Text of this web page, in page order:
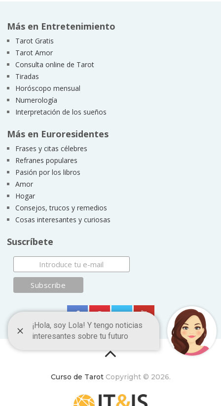
Más en Entretenimiento
Tarot Gratis
Tarot Amor
Consulta online de Tarot
Tiradas
Horóscopo mensual
Numerología
Interpretación de los sueños
Más en Euroresidentes
Frases y citas célebres
Refranes populares
Pasión por los libros
Amor
Hogar
Consejos, trucos y remedios
Cosas interesantes y curiosas
Suscríbete
Curso de TarotCopyright © 2026.